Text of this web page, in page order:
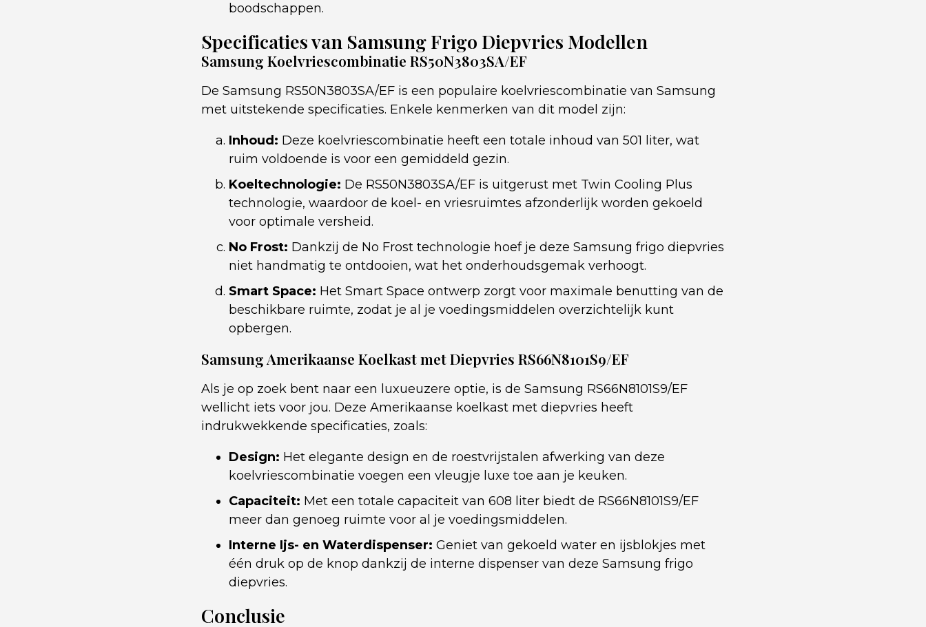
boodschappen.
Specificaties van Samsung Frigo Diepvries Modellen
Samsung Koelvriescombinatie RS50N3803SA/EF
De Samsung RS50N3803SA/EF is een populaire koelvriescombinatie van Samsung
met uitstekende specificaties. Enkele kenmerken van dit model zijn:
Inhoud: Deze koelvriescombinatie heeft een totale inhoud van 501 liter, wat
ruim voldoende is voor een gemiddeld gezin.
Koeltechnologie: De RS50N3803SA/EF is uitgerust met Twin Cooling Plus
technologie, waardoor de koel- en vriesruimtes afzonderlijk worden gekoeld
voor optimale versheid.
No Frost: Dankzij de No Frost technologie hoef je deze Samsung frigo diepvries
niet handmatig te ontdooien, wat het onderhoudsgemak verhoogt.
Smart Space: Het Smart Space ontwerp zorgt voor maximale benutting van de
beschikbare ruimte, zodat je al je voedingsmiddelen overzichtelijk kunt
opbergen.
Samsung Amerikaanse Koelkast met Diepvries RS66N8101S9/EF
Als je op zoek bent naar een luxueuzere optie, is de Samsung RS66N8101S9/EF
wellicht iets voor jou. Deze Amerikaanse koelkast met diepvries heeft
indrukwekkende specificaties, zoals:
Design: Het elegante design en de roestvrijstalen afwerking van deze
koelvriescombinatie voegen een vleugje luxe toe aan je keuken.
Capaciteit: Met een totale capaciteit van 608 liter biedt de RS66N8101S9/EF
meer dan genoeg ruimte voor al je voedingsmiddelen.
Interne Ijs- en Waterdispenser: Geniet van gekoeld water en ijsblokjes met
één druk op de knop dankzij de interne dispenser van deze Samsung frigo
diepvries.
Conclusie